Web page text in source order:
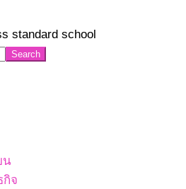
standard school
น
จ